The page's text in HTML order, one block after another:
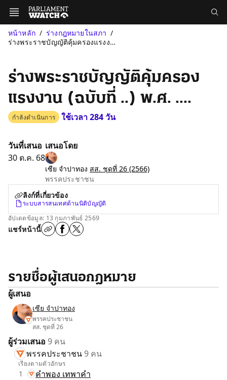
หน้าหลัก
ร่างกฎหมายในสภา
ร่างพระราชบัญญัติคุ้มครองแรงงาน (ฉบับที่ ..) พ.ศ. ....
ร่างพระราชบัญญัติคุ้มครอง
แรงงาน (ฉบับที่ ..) พ.ศ. ....
กำลังดำเนินการ ใช้เวลา 284 วัน
วันที่เสนอ
30 ต.ค. 68
เสนอโดย
เซีย จำปาทอง สส. ชุดที่ 26 (2566)
พรรคประชาชน
ลิงก์ที่เกี่ยวข้อง
ระบบสารสนเทศด้านนิติบัญญัติ
อัปเดตข้อมูล: 13 กุมภาพันธ์ 2569
แชร์หน้านี้
รายชื่อผู้เสนอกฎหมาย
ผู้เสนอ
เซีย จำปาทอง
พรรคประชาชน
สส. ชุดที่ 26
ผู้ร่วมเสนอ 9 คน
พรรคประชาชน9 คน
เรียงตามตัวอักษร
1 คำพอง เทพาคำ